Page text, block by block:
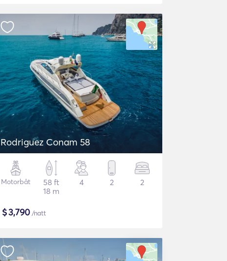
Rodriguez Conam 58
Motorbåt
58 ft
18 m
4 2 2
$3,790 /natt